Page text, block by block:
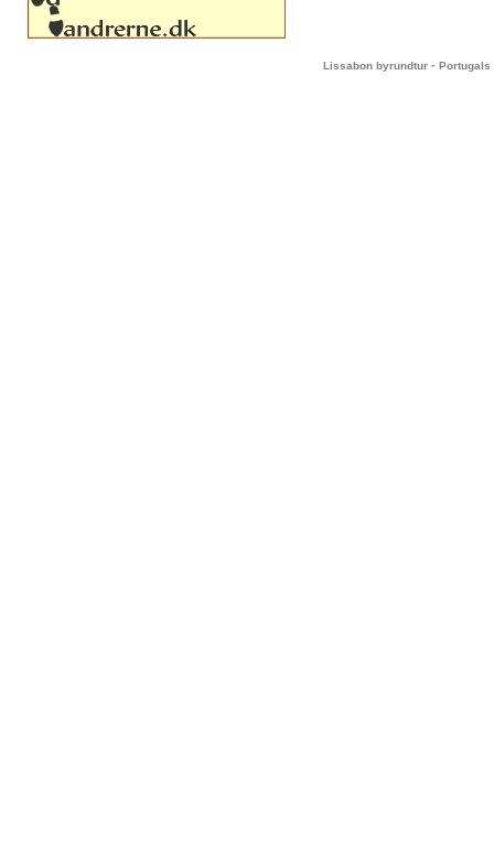
Lissabon byrundtur - Portugals